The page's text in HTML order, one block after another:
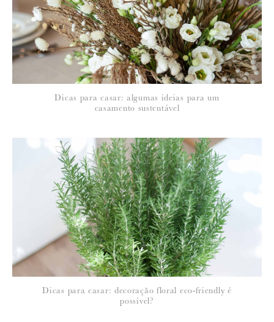
NOME*:
Para saber como tratamos e protegemos os seus dados, leia a nossa
política de privacidade
Dicas para casar: algumas ideias para um
casamento sustentável
Dicas para casar: decoração floral eco-friendly é
possível?